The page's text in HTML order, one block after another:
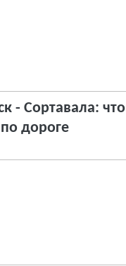
- Сортавала: что
дороге